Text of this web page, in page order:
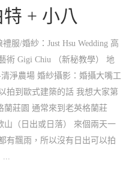
特 + 小八
服/婚紗：Just Hsu Wedding 高
術 Gigi Chiu （新秘教學） 地
淨農場 婚紗攝影：婚攝大嘴工
拍到歐式建築的話 我想大家第
蘭莊園 通常來到老英格蘭莊
山（日出或日落） 來個兩天一
有飄雨，所以沒有日出可以拍